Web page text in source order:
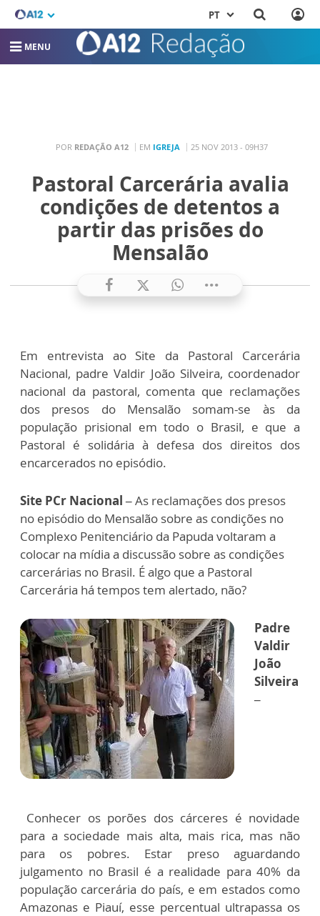
PT
MENU
POR REDAÇÃO A12 EM IGREJA 25 NOV 2013 - 09H37
Pastoral Carcerária avalia
condições de detentos a
partir das prisões do
Mensalão
Em entrevista ao Site da Pastoral Carcerária
Nacional, padre Valdir João Silveira, coordenador
nacional da pastoral, comenta que reclamações
dos presos do Mensalão somam-se às da
população prisional em todo o Brasil, e que a
Pastoral é solidária à defesa dos direitos dos
encarcerados no episódio.
Site PCr Nacional –As reclamações dos presos
no episódio do Mensalão sobre as condições no
Complexo Penitenciário da Papuda voltaram a
colocar na mídia a discussão sobre as condições
carcerárias no Brasil. É algo que a Pastoral
Carcerária há tempos tem alertado, não?
Padre
Valdir
João
Silveira
–
Conhecer os porões dos cárceres é novidade
para a sociedade mais alta, mais rica, mas não
para os pobres. Estar preso aguardando
julgamento no Brasil é a realidade para 40% da
população carcerária do país, e em estados como
Amazonas e Piauí, esse percentual ultrapassa os